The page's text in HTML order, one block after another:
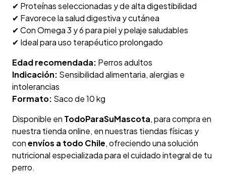
✔ Proteínas seleccionadas y de alta digestibilidad
✔ Favorece la salud digestiva y cutánea
✔ Con Omega 3 y 6 para piel y pelaje saludables
✔ Ideal para uso terapéutico prolongado
Edad recomendada: Perros adultos
Indicación: Sensibilidad alimentaria, alergias e
intolerancias
Formato: Saco de 10 kg
Disponible en TodoParaSuMascota, para compra en
nuestra tienda online, en nuestras tiendas físicas y
conenvíos a todo Chile, ofreciendo una solución
nutricional especializada para el cuidado integral de tu
perro.